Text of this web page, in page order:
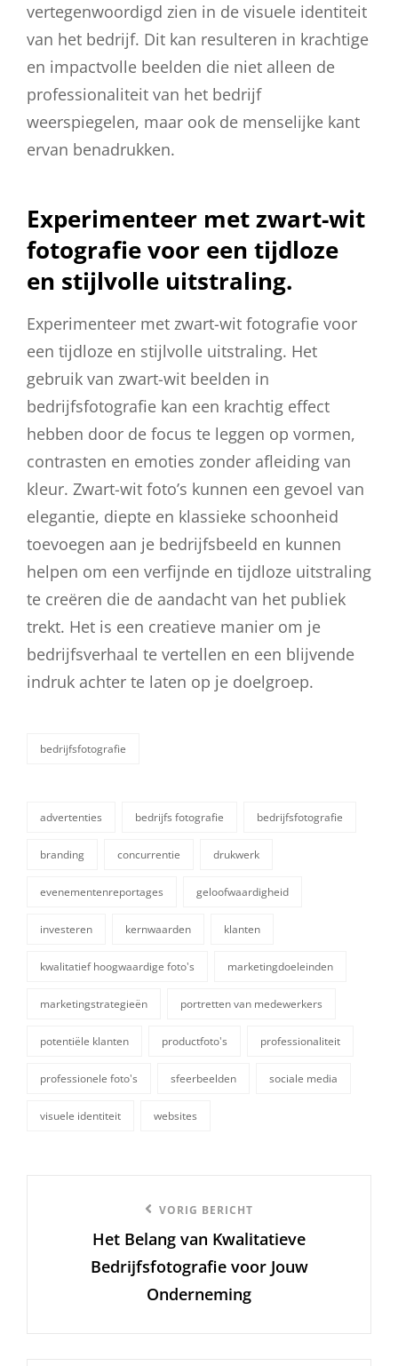
vertegenwoordigd zien in de visuele identiteit
van het bedrijf. Dit kan resulteren in krachtige
en impactvolle beelden die niet alleen de
professionaliteit van het bedrijf
weerspiegelen, maar ook de menselijke kant
ervan benadrukken.
Experimenteer met zwart-wit
fotografie voor een tijdloze
en stijlvolle uitstraling.
Experimenteer met zwart-wit fotografie voor
een tijdloze en stijlvolle uitstraling. Het
gebruik van zwart-wit beelden in
bedrijfsfotografie kan een krachtig effect
hebben door de focus te leggen op vormen,
contrasten en emoties zonder afleiding van
kleur. Zwart-wit foto’s kunnen een gevoel van
elegantie, diepte en klassieke schoonheid
toevoegen aan je bedrijfsbeeld en kunnen
helpen om een verfijnde en tijdloze uitstraling
te creëren die de aandacht van het publiek
trekt. Het is een creatieve manier om je
bedrijfsverhaal te vertellen en een blijvende
indruk achter te laten op je doelgroep.
categorieën
bedrijfsfotografie
advertenties bedrijfs fotografie bedrijfsfotografie
branding concurrentie drukwerk
evenementenreportages geloofwaardigheid
investeren kernwaarden klanten
kwalitatief hoogwaardige foto's marketingdoeleinden
marketingstrategieën portretten van medewerkers
potentiële klanten productfoto's professionaliteit
professionele foto's sfeerbeelden sociale media
visuele identiteit websites
bericht
VORIG BERICHT
Het Belang van Kwalitatieve
Bedrijfsfotografie voor Jouw
Onderneming